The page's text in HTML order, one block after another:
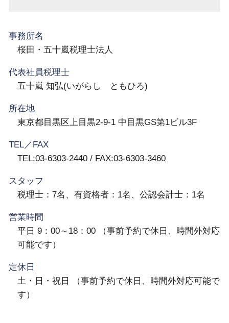
事務所名
桜田・五十嵐税理士法人
代表社員税理士
五十嵐 知弘(いがらし ともひろ)
所在地
東京都目黒区上目黒2-9-1 中目黒GS第1ビル3F
TEL／FAX
TEL:03-6303-2440 / FAX:03-6303-3460
スタッフ
税理士：7名、有資格者：1名、公認会計士：1名
営業時間
平日 9：00～18：00 （事前予約で休日、時間外対応
可能です）
定休日
土・日・祝日 （事前予約で休日、時間外対応可能で
す）